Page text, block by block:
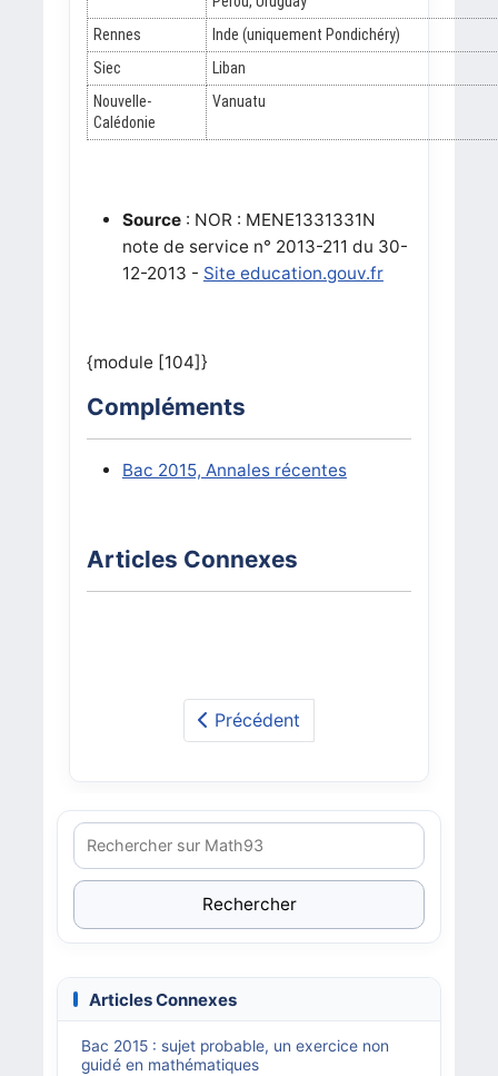
Rennes
Inde (uniquement Pondichéry)
Siec
Liban
Nouvelle-
Calédonie
Vanuatu
Source: NOR : MENE1331331N
note de service n° 2013-211 du 30-
12-2013 - Site education.gouv.fr
{module [104]}
Compléments
Bac 2015, Annales récentes
Articles Connexes
Précédent
Rechercher
Articles Connexes
Bac 2015 : sujet probable, un exercice non
guidé en mathématiques